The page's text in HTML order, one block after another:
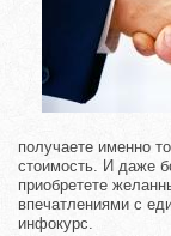
получаете именно
стоимость. И даже
приобретете
впечатлениями с
инфокурс.